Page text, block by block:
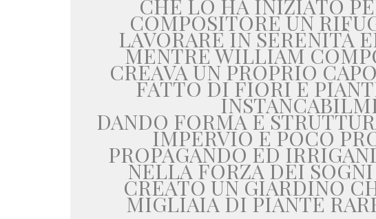
CHE LO HA INIZIATO
COMPOSITORE UN
LAVORARE IN SERENITÀ
MENTRE WILLIAM
CREAVA UN PROPRIO
FATTO DI FIORI E
DANDO FORMA E
IMPERVIO E POCO
PROPAGANDO ED
NELLA FORZA DEI
CREATO UN GIARDINO
MIGLIAIA DI PIANTE